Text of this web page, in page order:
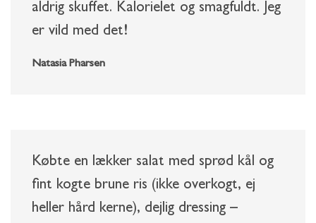
aldrig skuffet. Kalorielet og smagfuldt. Jeg
er vild med det!
Natasia Pharsen
Købte en lækker salat med sprød kål og
fint kogte brune ris (ikke overkogt, ej
heller hård kerne), dejlig dressing –